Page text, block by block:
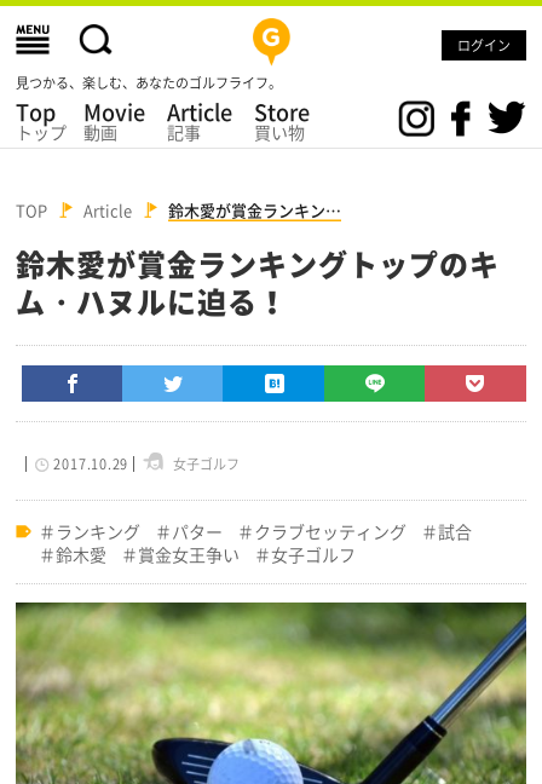
ログイン
見つかる、楽しむ、あなたのゴルフライフ。
Top
トップ
Movie
動画
Article
記事
Store
買い物
TOP Article 鈴木愛が賞金ランキン…
鈴木愛が賞金ランキングトップのキ
ム・ハヌルに迫る！
2017.10.29 女子ゴルフ
ランキング パター クラブセッティング
試合
鈴木愛
賞金女王争い 女子ゴルフ